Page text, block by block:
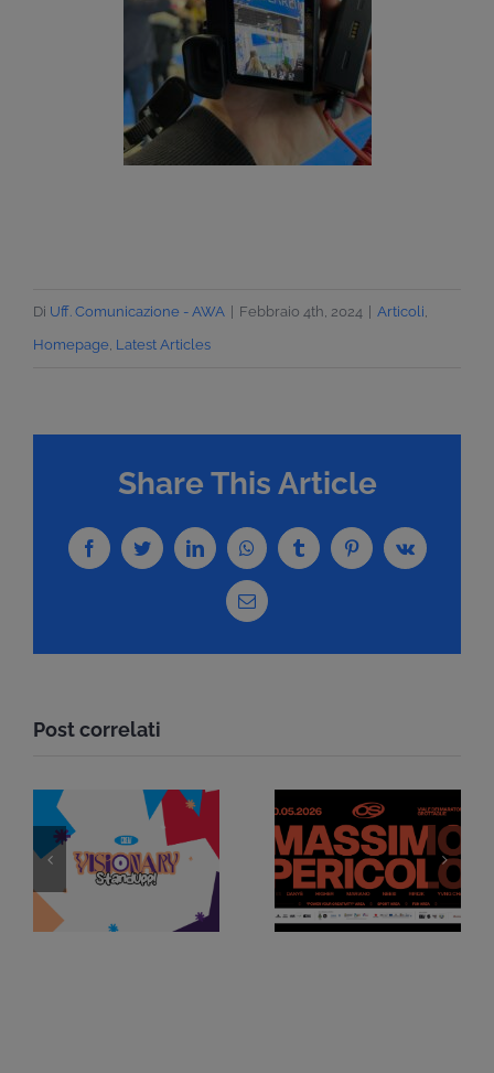
Di Uff. Comunicazione - AWA Febbraio 4th, 2024 Articoli,
Homepage, Latest Articles
Share This Article
FacebookTwitterLinkedInWhatsAppTumblrPinterestVk
Email
Post correlati